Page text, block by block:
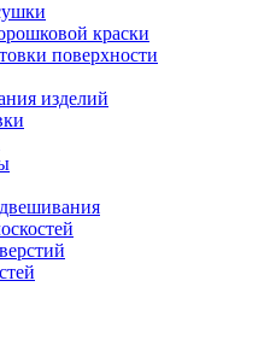
краски
поверхности
изделий